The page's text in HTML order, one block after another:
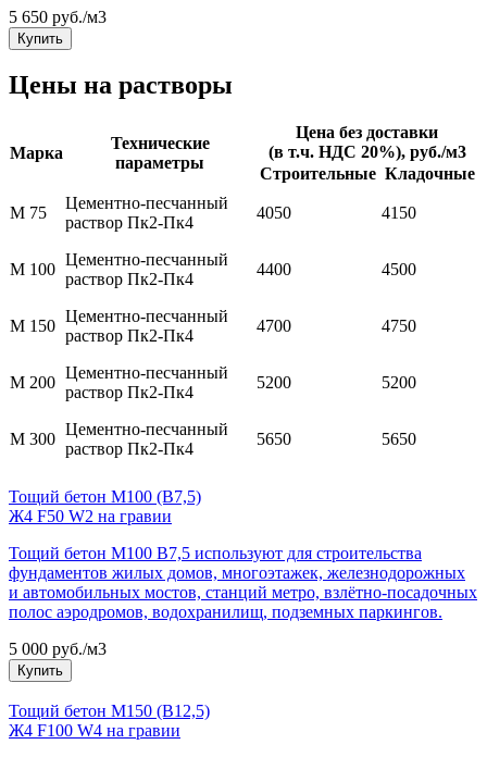
5 650 руб./м3
Купить
Цены на растворы
Марка
Технические
параметры
Цена без доставки
(в т.ч. НДС 20%), руб./м3
Строительные Кладочные
М 75
Цементно-песчанный
раствор Пк2-Пк4
4050 4150
М 100
Цементно-песчанный
раствор Пк2-Пк4
4400 4500
М 150
Цементно-песчанный
раствор Пк2-Пк4
4700 4750
М 200
Цементно-песчанный
раствор Пк2-Пк4
5200 5200
М 300
Цементно-песчанный
раствор Пк2-Пк4
5650 5650
Тощий бетон М100 (В7,5)
Ж4 F50 W2 на гравии
Тощий бетон М100 B7,5 используют для строительства
фундаментов жилых домов, многоэтажек, железнодорожных
и автомобильных мостов, станций метро, взлётно-посадочных
полос аэродромов, водохранилищ, подземных паркингов.
5 000 руб./м3
Купить
Тощий бетон М150 (В12,5)
Ж4 F100 W4 на гравии